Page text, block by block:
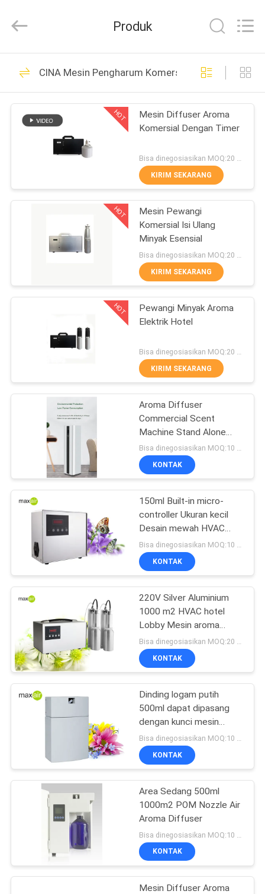
RUMAH
PRODUK
TENTANG
TUR
KONTROL
PENAWARAN
SHOPPING
ONLINE
SITEMAP
PRIVACY
POLICY
Reserved.
Mesin Pengharum
Udara
140
mesin pengharum
aroma
89
Diffuser Aroma
Minyak Wangi
Koleksi Hotel
110
Diffuser Minyak
Atsiri
39
Diffuser
aromaterapi
Diffuser Aroma
Tanpa Air
22
Produk
CINA Mesin Pengharum Komersial
HOT
Mesin Diffuser Aroma
Komersial Dengan Timer
Bisa dinegosiasikan MOQ:20 buah
KIRIM SEKARANG
HOT
Mesin Pewangi
Komersial Isi Ulang
Minyak Esensial
KIRIM SEKARANG
HOT
Pewangi Minyak Aroma
Elektrik Hotel
KIRIM SEKARANG
Aroma Diffuser
Commercial Scent
Machine Stand Alone
Hotel Lobby Marketing
System
Bisa dinegosiasikan MOQ:10 buah
KONTAK
150ml Built-in micro-
controller Ukuran kecil
Desain mewah HVAC
Commercial Scent
Machine
Bisa dinegosiasikan MOQ:10 buah
KONTAK
220V Silver Aluminium
1000 m2 HVAC hotel
Lobby Mesin aroma
komersial
KONTAK
Dinding logam putih
500ml dapat dipasang
dengan kunci mesin
Aroma Komersial
otomatis
KONTAK
Area Sedang 500ml
1000m2 POM Nozzle Air
Aroma Diffuser
KONTAK
Mesin Diffuser Aroma